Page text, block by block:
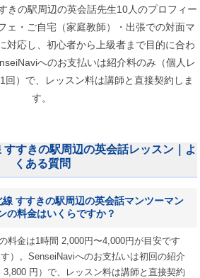
きの駅周辺の英会話先生10人のプロフィー
ェ・ご自宅（家庭教師）・出張での対面マ
対応し、初心者から上級者まで目的に合わ
へのお支払いは紹介料のみ（個人レ
回）で、レッスン料は講師と直接契約しま
す。
すきの駅周辺の英会話レッスン｜よ
くある質問
すすきの駅周辺の英会話マンツーマン
の料金はいくらですか？
料金は1時間 2,000円〜4,000円が目安です
す）。SenseiNaviへのお支払いは初回の紹介
円）で、レッスン料は講師と直接契約